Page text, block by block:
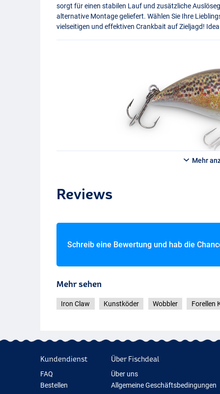
sorgt für einen stabilen Lauf und zusätzliche
alternative Montage geliefert. Wählen Sie Ihre
vielseitigen und effektiven Crankbait auf Zieljagd!
Mehr
Reviews
Schreib eine Bewertung und hab die
Mehr sehen
Iron Claw Kunstköder Wobbler Forellen
Kundendienst
FAQ
Bestellen
Über Fischdeal
Über uns
Allgemeine Geschäftsbedingungen